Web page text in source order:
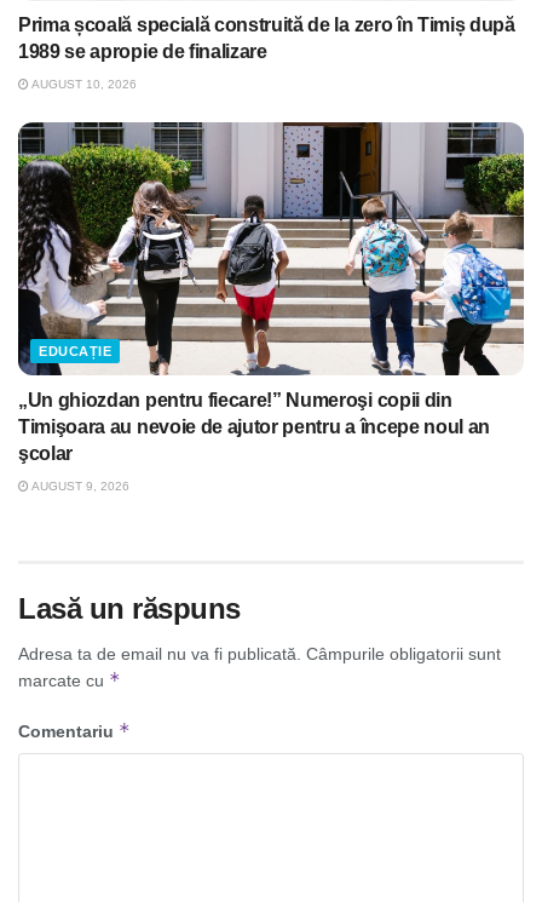
Prima școală specială construită de la zero în Timiș după
1989 se apropie de finalizare
AUGUST 10, 2026
EDUCAȚIE
„Un ghiozdan pentru fiecare!” Numeroşi copii din
Timişoara au nevoie de ajutor pentru a începe noul an
şcolar
AUGUST 9, 2026
Lasă un răspuns
Adresa ta de email nu va fi publicată. Câmpurile obligatorii sunt
marcate cu *
Comentariu *